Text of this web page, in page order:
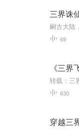
三界诛
69
《三界
630
穿越三